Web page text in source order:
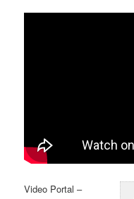
Video Portal –